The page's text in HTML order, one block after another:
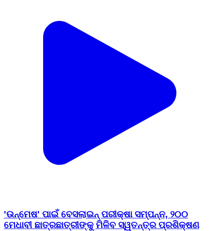
'ଉନ୍ମେଷ' ପାଇଁ ବେସଲାଇନ୍ ପରୀକ୍ଷା ସମ୍ପନ୍ନ, ୨୦୦
ମେଧାବୀ ଛାତ୍ରଛାତ୍ରୀଙ୍କୁ ମିଳିବ ସ୍ୱତନ୍ତ୍ର ପ୍ରଶିକ୍ଷଣ